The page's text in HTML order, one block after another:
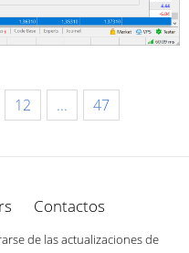
12 ... 47
Contactos
de las actualizaciones de